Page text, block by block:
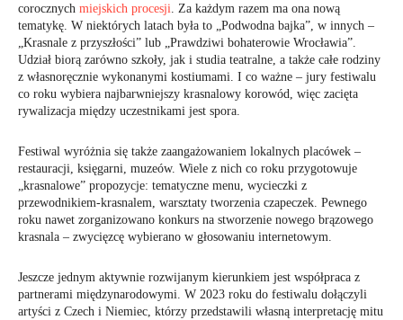
corocznych miejskich procesji . Za każdym razem ma ona nową
tematykę. W niektórych latach była to „Podwodna bajka”, w innych –
„Krasnale z przyszłości” lub „Prawdziwi bohaterowie Wrocławia”.
Udział biorą zarówno szkoły, jak i studia teatralne, a także całe rodziny
z własnoręcznie wykonanymi kostiumami. I co ważne – jury festiwalu
co roku wybiera najbarwniejszy krasnalowy korowód, więc zacięta
rywalizacja między uczestnikami jest spora.
Festiwal wyróżnia się także zaangażowaniem lokalnych placówek –
restauracji, księgarni, muzeów. Wiele z nich co roku przygotowuje
„krasnalowe” propozycje: tematyczne menu, wycieczki z
przewodnikiem-krasnalem, warsztaty tworzenia czapeczek. Pewnego
roku nawet zorganizowano konkurs na stworzenie nowego brązowego
krasnala – zwycięzcę wybierano w głosowaniu internetowym.
Jeszcze jednym aktywnie rozwijanym kierunkiem jest współpraca z
partnerami międzynarodowymi. W 2023 roku do festiwalu dołączyli
artyści z Czech i Niemiec, którzy przedstawili własną interpretację mitu